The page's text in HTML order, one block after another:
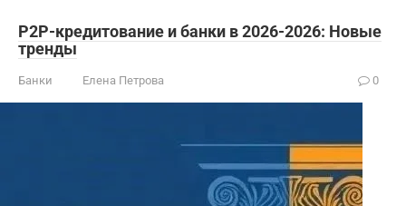
P2P-кредитование и банки в 2026-2026: Новые
тренды
Банки Елена Петрова 0